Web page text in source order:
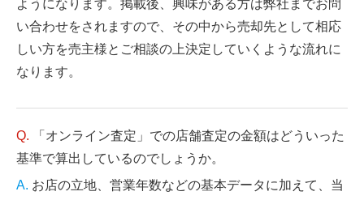
ようになります。掲載後、興味がある方は弊社までお問
い合わせをされますので、その中から売却先として相応
しい方を売主様とご相談の上決定していくような流れに
なります。
「オンライン査定」での店舗査定の金額はどういった
基準で算出しているのでしょうか。
お店の立地、営業年数などの基本データに加えて、当